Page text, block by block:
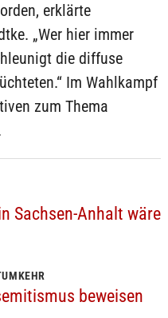
erklärte
„Wer hier immer
die diffuse
Im Wahlkampf
zum Thema
Sachsen-Anhalt wäre
beweisen